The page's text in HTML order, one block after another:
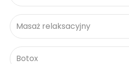
Masaż relaksacyjny
Botox